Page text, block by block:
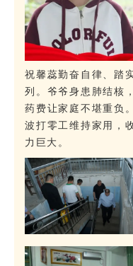
祝馨蕊勤奋自律、踏
列。爷爷身患肺结核
药费让家庭不堪重负
波打零工维持家用，
力巨大。